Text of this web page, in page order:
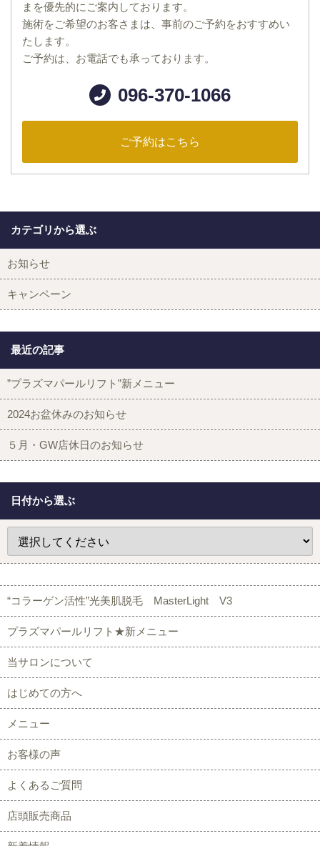
まを優先的にご案内しております。
施術をご希望のお客さまは、事前のご予約をおすすめい
たします。
ご予約は、お電話でも承っております。
096-370-1066
ご予約はこちら
カテゴリから選ぶ
お知らせ
キャンペーン
最近の記事
”プラズマパールリフト”新メニュー
2024お盆休みのお知らせ
５月・GW店休日のお知らせ
日付から選ぶ
“コラーゲン活性”光美肌脱毛 MasterLight V3
プラズマパールリフト★新メニュー
当サロンについて
はじめての方へ
メニュー
お客様の声
よくあるご質問
店頭販売商品